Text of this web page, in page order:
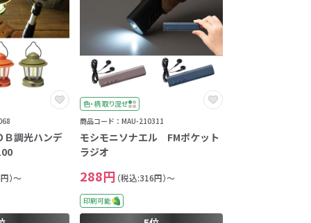
調光ハンデ
）～
色・柄 取り混ぜ
商品コード：MAU-210311
モシモニソナエル FMポケット
ラジオ
288円 （税込:316円）～
印刷可能